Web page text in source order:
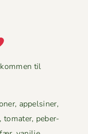
til
appelsin­er,
tomater, peber­